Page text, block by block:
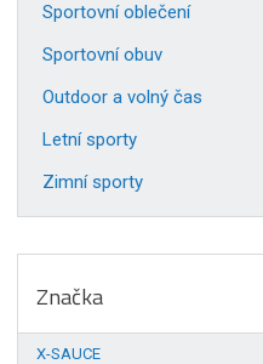
Sportovní oblečení
Sportovní obuv
Outdoor a volný čas
Letní sporty
Zimní sporty
Značka
X-SAUCE